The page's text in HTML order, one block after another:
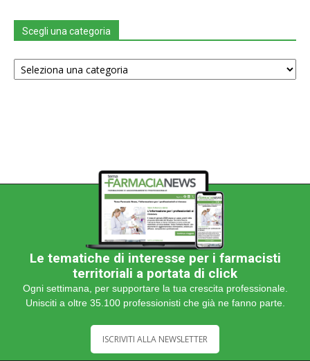
Scegli una categoria
Scegli
una
Le tematiche di interesse per i farmacisti
territoriali a portata di click
Ogni settimana, per supportare la tua crescita professionale.
Unisciti a oltre 35.100 professionisti che già ne fanno parte.
ISCRIVITI ALLA NEWSLETTER